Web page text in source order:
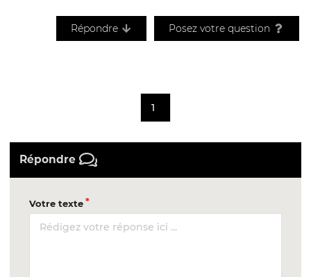
Répondre Posez votre question
1
Répondre
Votre texte